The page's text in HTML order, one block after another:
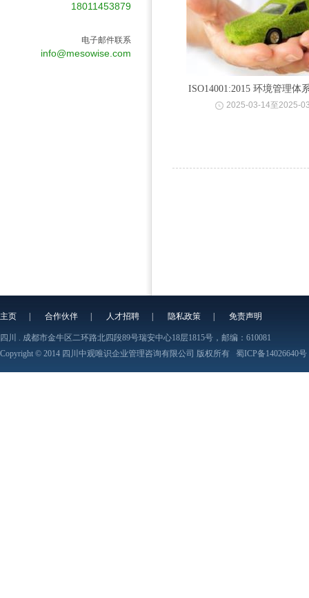
18011453879
电子邮件联系
info@mesowise.com
ISO14001:2015 环境管理体
训课程
2025-03-14至2025-
主页 合作伙伴 人才招聘 隐私政策 免责声明
四川 . 成都市金牛区二环路北四段89号瑞安中心18层1815号，邮编：610081
Copyright © 2014 四川中观唯识企业管理咨询有限公司 版权所有 蜀ICP备14026640号